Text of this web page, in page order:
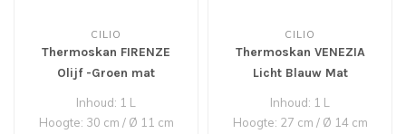
CILIO
Thermoskan FIRENZE
Olijf -Groen mat
Inhoud: 1 L
Hoogte: 30 cm / Ø 11 cm
CILIO
Thermoskan VENEZIA
Licht Blauw Mat
Inhoud: 1 L
Hoogte: 27 cm / Ø 14 cm